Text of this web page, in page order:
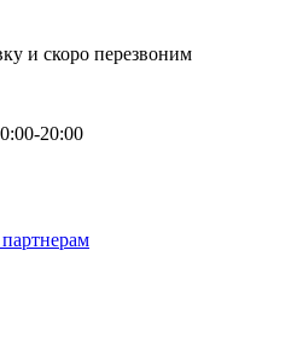
и скоро перезвоним
20:00